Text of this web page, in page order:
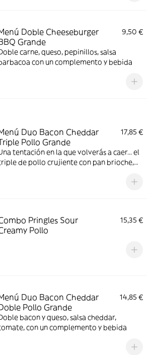
Doble Cheeseburger
Grande
9,50 €
carne, queso, pepinillos, salsa
con un complemento y bebida
Duo Bacon Cheddar
Pollo Grande
17,85 €
tentación en la que volverás a caer... el
de pollo crujiente con pan brioche,
crujientes lonchas de bacon, cebolla frita y
Pringles Sour
Pollo
15,35 €
Duo Bacon Cheddar
Pollo Grande
14,85 €
bacon y queso, salsa cheddar,
con un complemento y bebida